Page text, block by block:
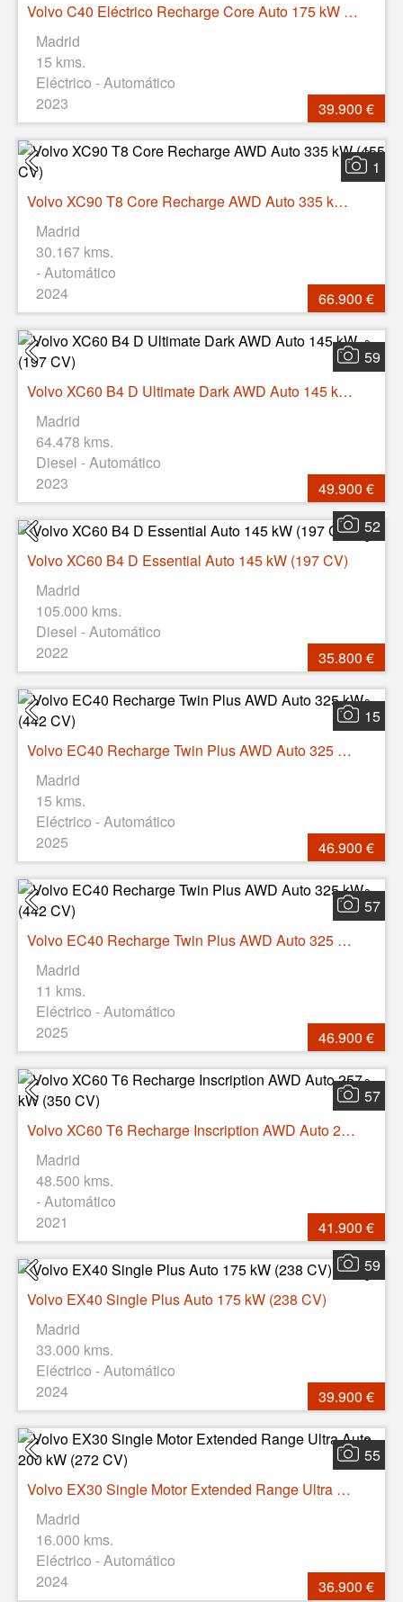
Volvo C40 Eléctrico Recharge Core Auto 175 kW (238 CV)
Madrid
15 kms.
Eléctrico - Automático
2023
39.900 €
1
Volvo XC90 T8 Core Recharge AWD Auto 335 kW (455 CV)
Madrid
30.167 kms.
- Automático
2024
66.900 €
59
Volvo XC60 B4 D Ultimate Dark AWD Auto 145 kW (197 CV)
Madrid
64.478 kms.
Diesel - Automático
2023
49.900 €
52
Volvo XC60 B4 D Essential Auto 145 kW (197 CV)
Madrid
105.000 kms.
Diesel - Automático
2022
35.800 €
15
Volvo EC40 Recharge Twin Plus AWD Auto 325 kW (442 CV)
Madrid
15 kms.
Eléctrico - Automático
2025
46.900 €
57
Volvo EC40 Recharge Twin Plus AWD Auto 325 kW (442 CV)
Madrid
11 kms.
Eléctrico - Automático
2025
46.900 €
57
Volvo XC60 T6 Recharge Inscription AWD Auto 257 kW (350 CV)
Madrid
48.500 kms.
- Automático
2021
41.900 €
59
Volvo EX40 Single Plus Auto 175 kW (238 CV)
Madrid
33.000 kms.
Eléctrico - Automático
2024
39.900 €
55
Volvo EX30 Single Motor Extended Range Ultra Auto 200 kW (272 CV)
Madrid
16.000 kms.
Eléctrico - Automático
2024
36.900 €